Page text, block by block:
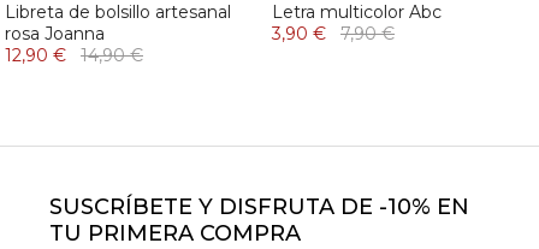
Libreta de bolsillo artesanal
rosa Joanna
12,90 €
14,90 €
Letra multicolor Abc
3,90 €
7,90 €
SUSCRÍBETE Y DISFRUTA DE -10% EN
TU PRIMERA COMPRA